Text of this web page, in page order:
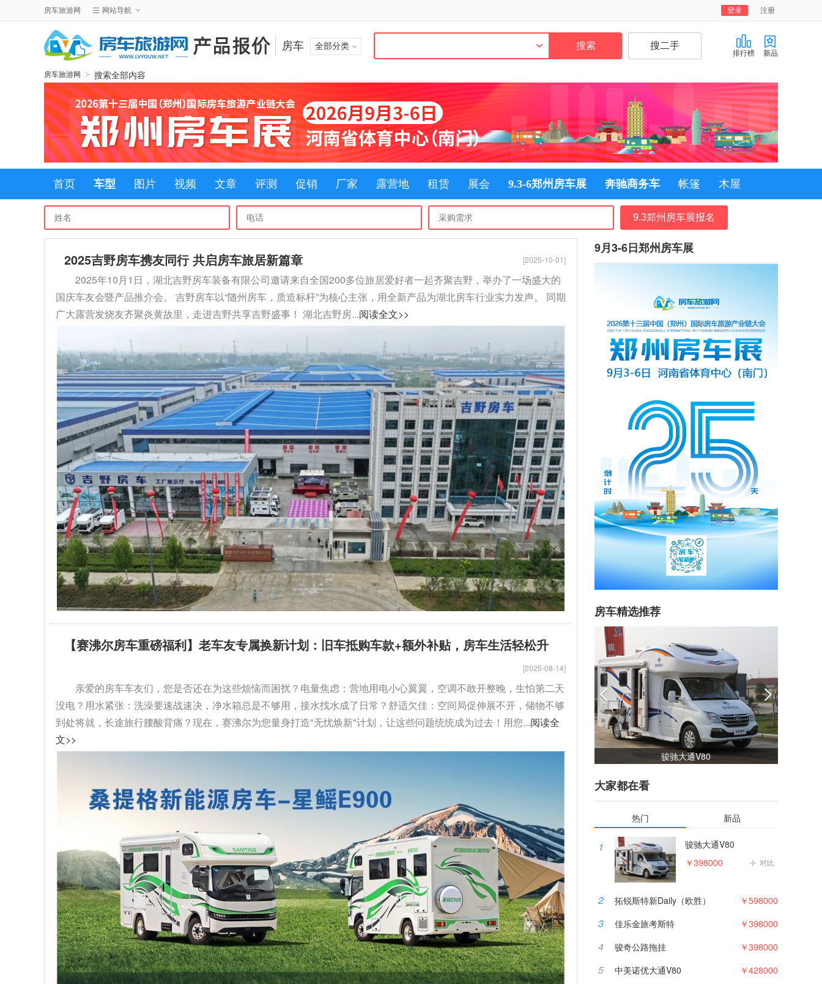
注册
登录
房车旅游网 网站导航
排行榜 新品
房车 全部分类
房车旅游网 > 搜索全部内容
首页 车型 图片 视频 文章 评测 促销 厂家 露营地 租赁 展会 9.3-6郑州房车展 奔驰商务车 帐篷 木屋
9.3郑州房车展报名
2025吉野房车携友同行 共启房车旅居新篇章 [2025-10-01]
2025年10月1日，湖北吉野房车装备有限公司邀请来自全国200多位旅居爱好者一起齐聚吉野，举办了一场盛大的
国庆车友会暨产品推介会。 吉野房车以“随州房车，质造标杆”为核心主张，用全新产品为湖北房车行业实力发声。 同期
广大露营发烧友齐聚炎黄故里，走进吉野共享吉野盛事！ 湖北吉野房...阅读全文>>
【赛沸尔房车重磅福利】老车友专属换新计划：旧车抵购车款+额外补贴，房车生活轻松升
[2025-08-14]
亲爱的房车车友们，您是否还在为这些烦恼而困扰？电量焦虑：营地用电小心翼翼，空调不敢开整晚，生怕第二天
没电？用水紧张：洗澡要速战速决，净水箱总是不够用，接水找水成了日常？舒适欠佳：空间局促伸展不开，储物不够
到处将就，长途旅行腰酸背痛？现在，赛沸尔为您量身打造"无忧焕新"计划，让这些问题统统成为过去！用您...阅读全
文>>
9月3-6日郑州房车展
房车精选推荐
骏驰大通V80
大家都在看
热门 新品
1 骏驰大通V80
对比
￥398000
2 拓锐斯特新Daily（欧胜） ￥598000
3 佳乐金旅考斯特 ￥398000
4 骏奇公路拖挂 ￥398000
5 中美诺优大通V80 ￥428000